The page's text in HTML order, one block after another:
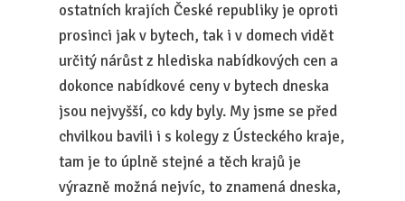
ostatních krajích České republiky je oproti
prosinci jak v bytech, tak i v domech vidět
určitý nárůst z hlediska nabídkových cen a
dokonce nabídkové ceny v bytech dneska
jsou nejvyšší, co kdy byly. My jsme se před
chvilkou bavili i s kolegy z Ústeckého kraje,
tam je to úplně stejné a těch krajů je
výrazně možná nejvíc, to znamená dneska,